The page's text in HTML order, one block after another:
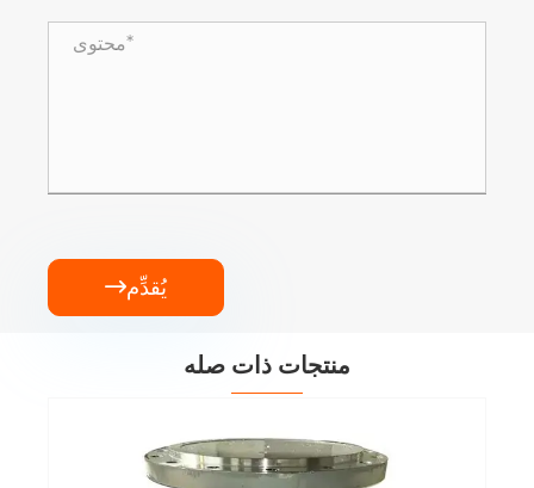
يُقدِّم
منتجات ذات صله